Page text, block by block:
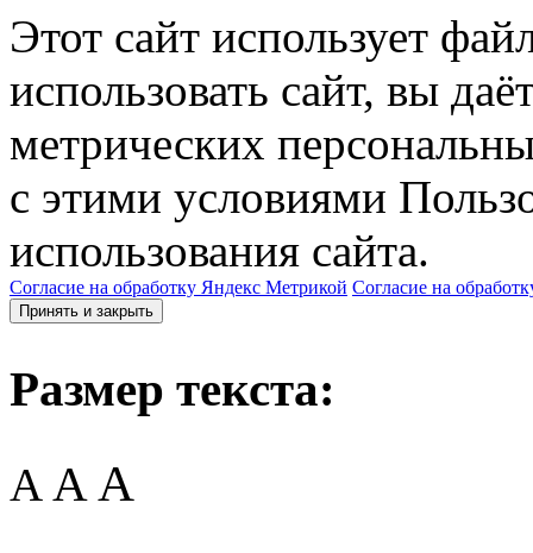
Этот сайт использует
использовать сайт, вы
метрических
с этими условиями
использования сайта.
Согласие на обработку Яндекс Метрикой Согласие на
Принять и закрыть
Размер текста:
A AA